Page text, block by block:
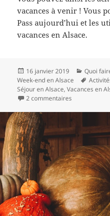
vacances à venir ! Vous
Pass aujourd’hui et les
vacances en Alsace.
Publié
le
16 janvier 2019 Quoi
Week-end en Alsace
Mots-
clés
Séjour en Alsace,Vacances en
2 commentaires